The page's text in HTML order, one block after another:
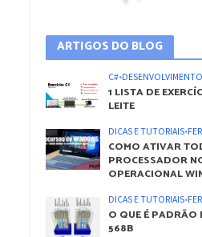
ARTIGOS DO BLOG
C#•DESENVOLVIMENTO
1 LISTA DE
LEITE
DICAS E TUTORIAIS•
COMO ATIVAR
PROCESSADOR
OPERACIONAL
DICAS E TUTORIAIS•
O QUE É PADRÃO
568B